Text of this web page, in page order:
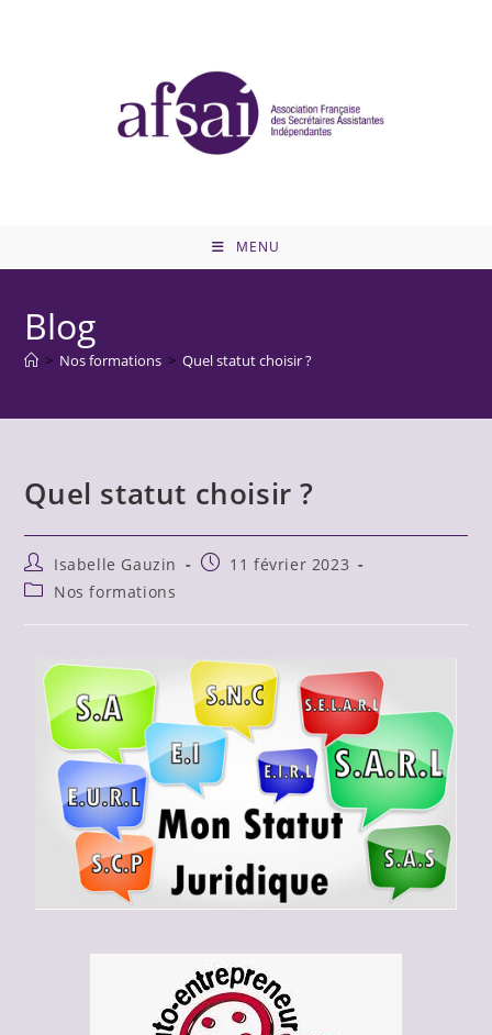
MENU
Blog
> Nos formations > Quel statut choisir ?
Quel statut choisir ?
Isabelle Gauzin
11 février 2023
Nos formations